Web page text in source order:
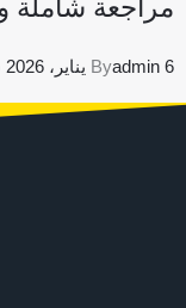
مراجعة شاملة
Byadmin 6 يناير، 2026